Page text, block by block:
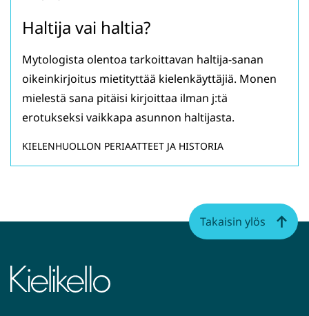
Haltija vai haltia?
Mytologista olentoa tarkoittavan haltija-sanan
oikeinkirjoitus mietityttää kielenkäyttäjiä. Monen
mielestä sana pitäisi kirjoittaa ilman j:tä
erotukseksi vaikkapa asunnon haltijasta.
KIELENHUOLLON PERIAATTEET JA HISTORIA
Takaisin ylös